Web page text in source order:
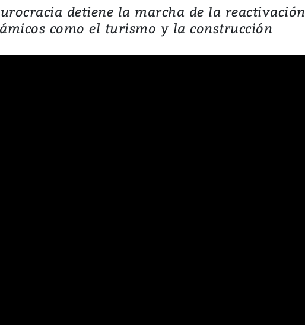
detiene la marcha de la reactivación
como el turismo y la construcción